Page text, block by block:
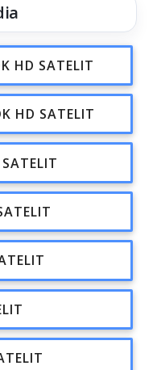
HD SATELIT
HD SATELIT